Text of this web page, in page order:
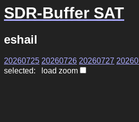
SDR-Buffer SAT
eshail
20260725 20260726 20260727
selected: load zoom